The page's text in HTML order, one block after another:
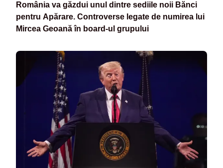
România va găzdui unul dintre sediile noii Bănci
pentru Apărare. Controverse legate de numirea lui
Mircea Geoană în board-ul grupului